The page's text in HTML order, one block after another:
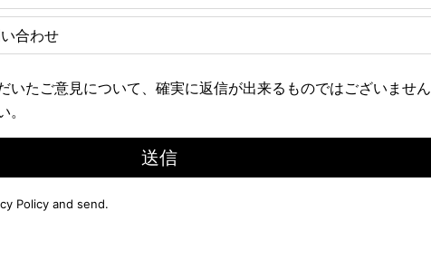
合わせ
いたご意見について、確実に返信が出来るものではございません
送信
Policy and send.